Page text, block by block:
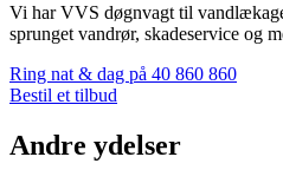
Vi har VVS døgnvagt til
sprunget vandrør, skadeservice og
Ring nat & dag på 40 860 860
Bestil et tilbud
Andre ydelser